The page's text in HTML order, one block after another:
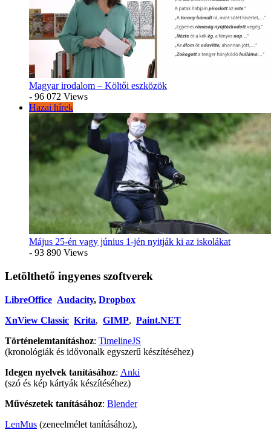
Magyar irodalom – Költői eszközök
- 96 072 Views
Hazai hírek
Május 25-én vagy június 1-jén nyitják ki az iskolákat
- 93 890 Views
Letölthető ingyenes szoftverek
LibreOffice Audacity, Dropbox
XnView Classic Krita, GIMP, Paint.NET
Történelemtanításhoz: TimelineJS
(kronológiák és idővonalk egyszerű készítéséhez)
Idegen nyelvek tanításához: Anki
(szó és kép kártyák készítéséhez)
Művészetek tanításához: Blender
LenMus (zeneelmélet tanításához),